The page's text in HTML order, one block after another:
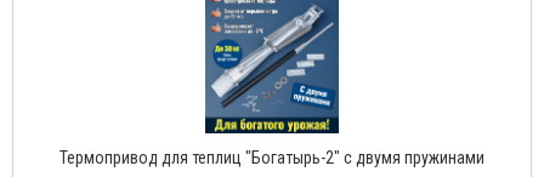
Термопривод для теплиц "Богатырь-2" с двумя пружинами